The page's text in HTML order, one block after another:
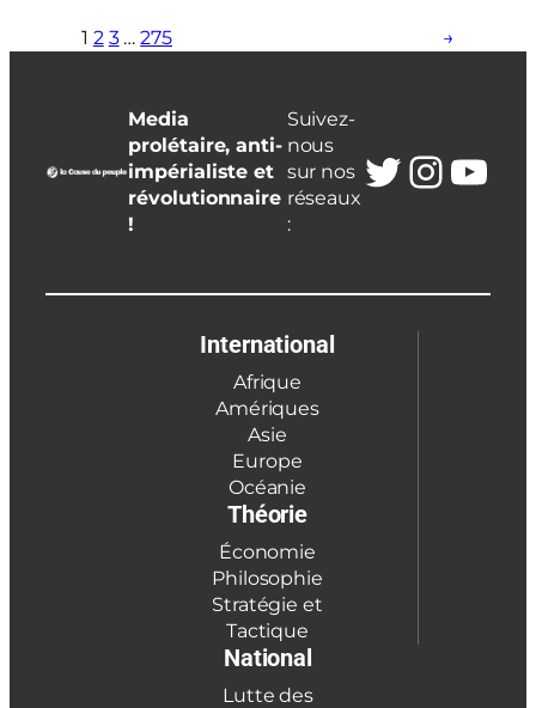
1 2 3 … 275 →
Media
prolétaire, anti-
impérialiste et
révolutionnaire
!
Suivez-
nous
sur nos
réseaux
:
Twitter
International
Afrique
Amériques
Asie
Europe
Océanie
Théorie
Économie
Philosophie
Stratégie et
Tactique
National
Lutte des